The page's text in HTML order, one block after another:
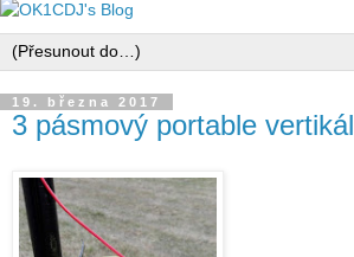
19. března 2017
3 pásmový portable vertikál